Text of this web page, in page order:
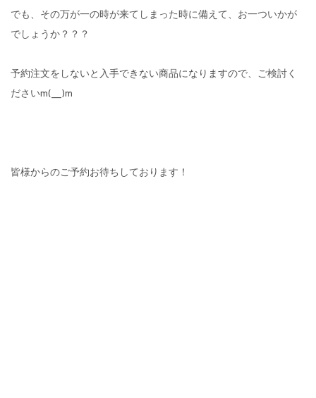
でも、その万が一の時が来てしまった時に備えて、お一ついかが
でしょうか？？？
予約注文をしないと入手できない商品になりますので、ご検討く
ださいm(__)m
皆様からのご予約お待ちしております！